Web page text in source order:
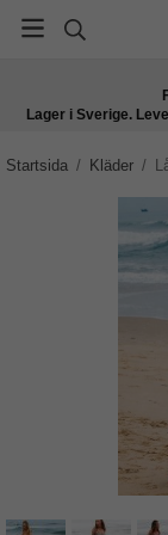
Lager i Sverige.
Startsida / Kläder /